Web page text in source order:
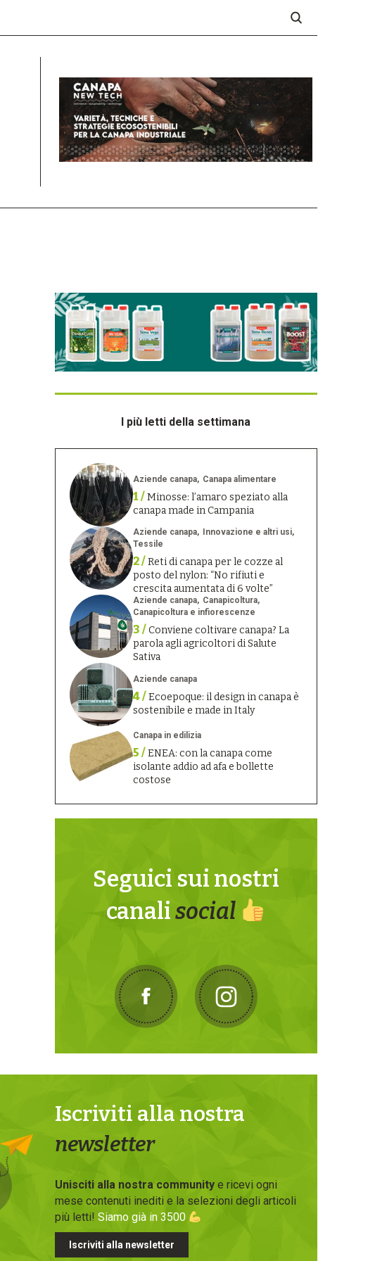
I più letti della settimana
Aziende canapa Canapa alimentare
1 /Minosse: l’amaro speziato alla
canapa made in Campania
Aziende canapa
Innovazione e altri usi
Tessile
2 /Reti di canapa per le cozze al
posto del nylon: “No rifiuti e
crescita aumentata di 6 volte”
Aziende canapa
Canapicoltura
Canapicoltura e infiorescenze
3 /Conviene coltivare canapa? La
parola agli agricoltori di Salute
Sativa
Aziende canapa
4 /Ecoepoque: il design in canapa è
sostenibile e made in Italy
Canapa in edilizia
5 /ENEA: con la canapa come
isolante addio ad afa e bollette
costose
Seguici sui nostri
canalisocial
Iscriviti alla nostra
newsletter
Unisciti alla nostra communitye ricevi ogni
mese contenuti inediti e la selezioni degli articoli
più letti! Siamo già in 3500
Iscriviti alla newsletter